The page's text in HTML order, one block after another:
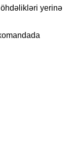
yerinə